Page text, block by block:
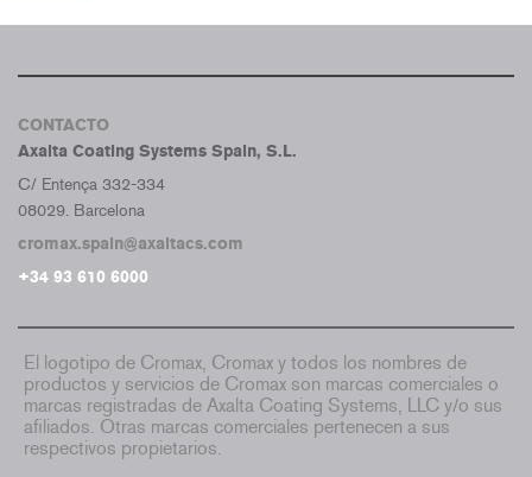
CONTACTO
Axalta Coating Systems Spain, S.L.
C/ Entença 332-334
08029. Barcelona
cromax.spain@axaltacs.com
+34 93 610 6000
El logotipo de Cromax, Cromax y todos los nombres de
productos y servicios de Cromax son marcas comerciales o
marcas registradas de Axalta Coating Systems, LLC y/o sus
afiliados. Otras marcas comerciales pertenecen a sus
respectivos propietarios.